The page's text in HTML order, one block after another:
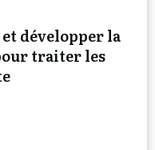
développer la
traiter les